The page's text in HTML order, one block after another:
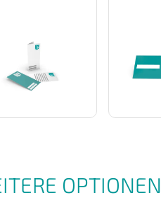
OPTIONEN